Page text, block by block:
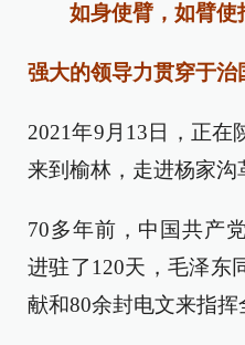
如身使臂，如臂
强大的领导力贯穿于
2021年9月13日，正在
来到榆林，走进杨家沟
70多年前，中国共产
进驻了120天，毛泽东
献和80余封电文来指挥